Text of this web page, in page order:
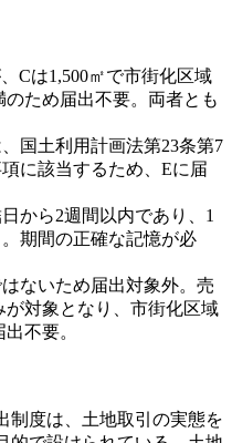
Cは1,500㎡で市街化区域
ため届出不要。両者とも
国土利用計画法第23条第7
に該当するため、Eに届
から2週間以内であり、1
期間の正確な記憶が必
ないため届出対象外。売
が対象となり、市街化区域
不要。
制度は、土地取引の実態を